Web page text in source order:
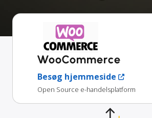
WooCommerce
Besøg hjemmeside
Open Source e-handelsplatform